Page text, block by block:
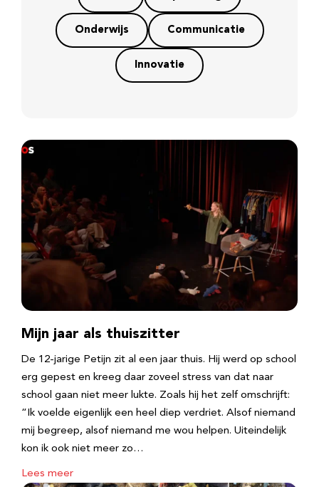
Onderwijs Communicatie
Innovatie
Mijn jaar als thuiszitter
De 12-jarige Petijn zit al een jaar thuis. Hij werd op school
erg gepest en kreeg daar zoveel stress van dat naar
school gaan niet meer lukte. Zoals hij het zelf omschrijft:
“Ik voelde eigenlijk een heel diep verdriet. Alsof niemand
mij begreep, alsof niemand me wou helpen. Uiteindelijk
kon ik ook niet meer zo…
Lees meer